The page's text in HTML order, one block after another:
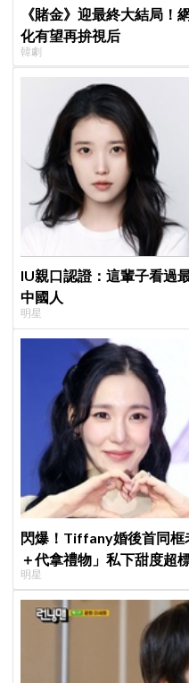
《賭金》迎最終大結局
化有望再拚視后
韓劇
IU親口認證：這輩子看過
中國人
明星
閃爆！Tiffany婚後首同框
＋代拿禮物」私下甜度超
明星